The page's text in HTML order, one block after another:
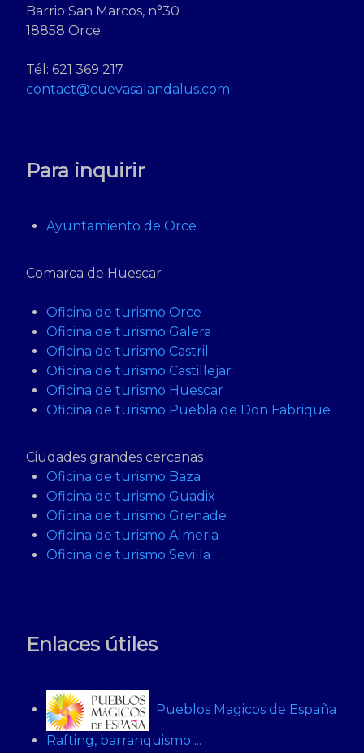
Barrio San Marcos, n°30
18858 Orce
Tél: 621 369 217
contact@cuevasalandalus.com
Para inquirir
Ayuntamiento de Orce
Comarca de Huescar
Oficina de turismo Orce
Oficina de turismo Galera
Oficina de turismo Castril
Oficina de turismo Castillejar
Oficina de turismo Huescar
Oficina de turismo Puebla de Don Fabrique
Ciudades grandes cercanas
Oficina de turismo Baza
Oficina de turismo Guadix
Oficina de turismo Grenade
Oficina de turismo Almeria
Oficina de turismo Sevilla
Enlaces útiles
Pueblos Magicos de España
Rafting, barranquismo ...